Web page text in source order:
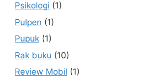
Psikologi (1)
Pulpen (1)
Pupuk (1)
Rak buku (10)
Review Mobil (1)